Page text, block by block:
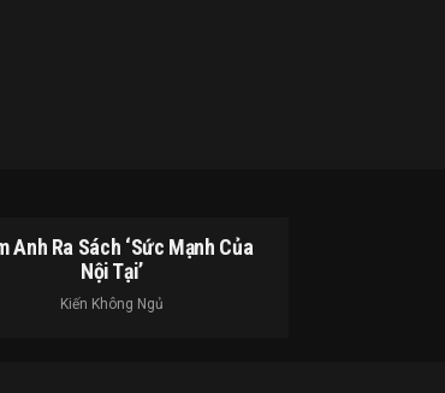
Anh Ra Sách ‘Sức Mạnh Của
Nội Tại’
Kiến Không Ngủ